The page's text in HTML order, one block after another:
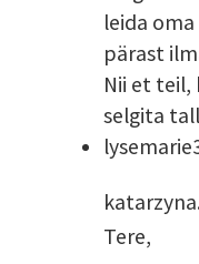
leida
pärast
Nii et teil,
selgita
Tere,